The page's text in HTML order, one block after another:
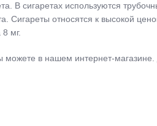
В сигаретах используются
Сигареты относятся к высокой
мг.
можете в нашем интернет-магазине.